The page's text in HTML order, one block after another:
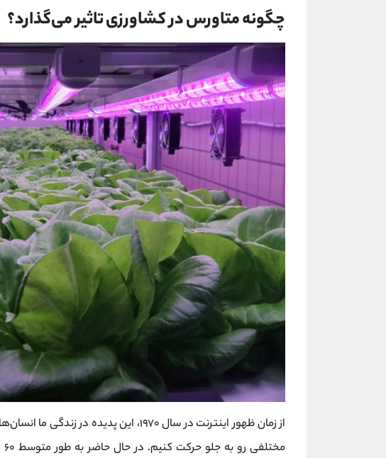
چگونه متاورس در کشاورزی تاثیر می‌گذارد؟
از زمان ظهور اینترنت در سال ۱۹۷۰، این